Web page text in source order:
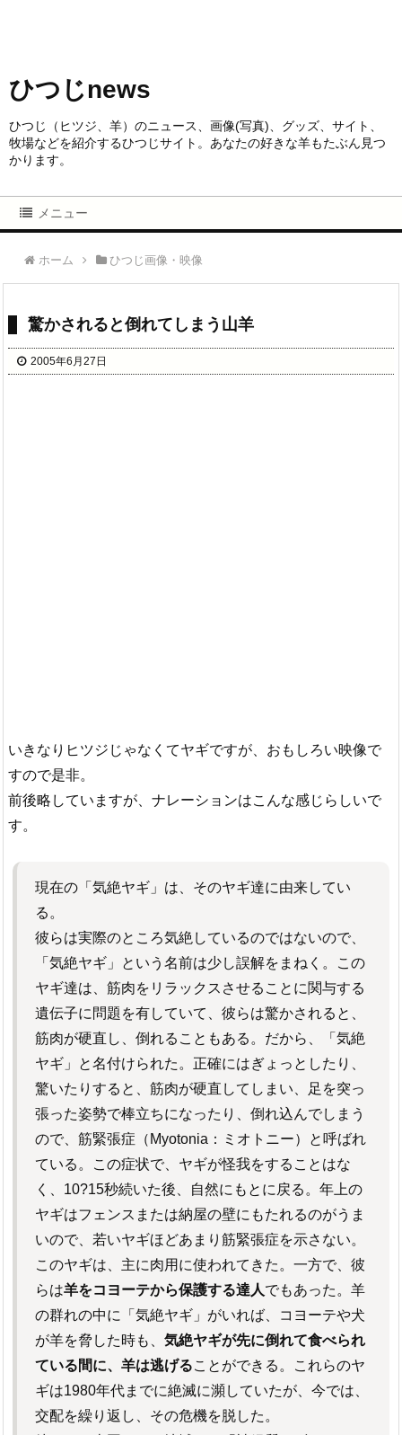
ひつじnews
ひつじ（ヒツジ、羊）のニュース、画像(写真)、グッズ、サイト、
牧場などを紹介するひつじサイト。あなたの好きな羊もたぶん見つ
かります。
メニュー
ホーム ひつじ画像・映像
驚かされると倒れてしまう山羊
2005年6月27日
いきなりヒツジじゃなくてヤギですが、おもしろい映像で
すので是非。
前後略していますが、ナレーションはこんな感じらしいで
す。
現在の「気絶ヤギ」は、そのヤギ達に由来してい
る。
彼らは実際のところ気絶しているのではないので、
「気絶ヤギ」という名前は少し誤解をまねく。この
ヤギ達は、筋肉をリラックスさせることに関与する
遺伝子に問題を有していて、彼らは驚かされると、
筋肉が硬直し、倒れることもある。だから、「気絶
ヤギ」と名付けられた。正確にはぎょっとしたり、
驚いたりすると、筋肉が硬直してしまい、足を突っ
張った姿勢で棒立ちになったり、倒れ込んでしまう
ので、筋緊張症（Myotonia：ミオトニー）と呼ばれ
ている。この症状で、ヤギが怪我をすることはな
く、10?15秒続いた後、自然にもとに戻る。年上の
ヤギはフェンスまたは納屋の壁にもたれるのがうま
いので、若いヤギほどあまり筋緊張症を示さない。
このヤギは、主に肉用に使われてきた。一方で、彼
らは羊をコヨーテから保護する達人でもあった。羊
の群れの中に「気絶ヤギ」がいれば、コヨーテや犬
が羊を脅した時も、 気絶ヤギが先に倒れて食べられ
ている間に、羊は逃げることができる。これらのヤ
ギは1980年代までに絶滅に瀕していたが、今では、
交配を繰り返し、その危機を脱した。